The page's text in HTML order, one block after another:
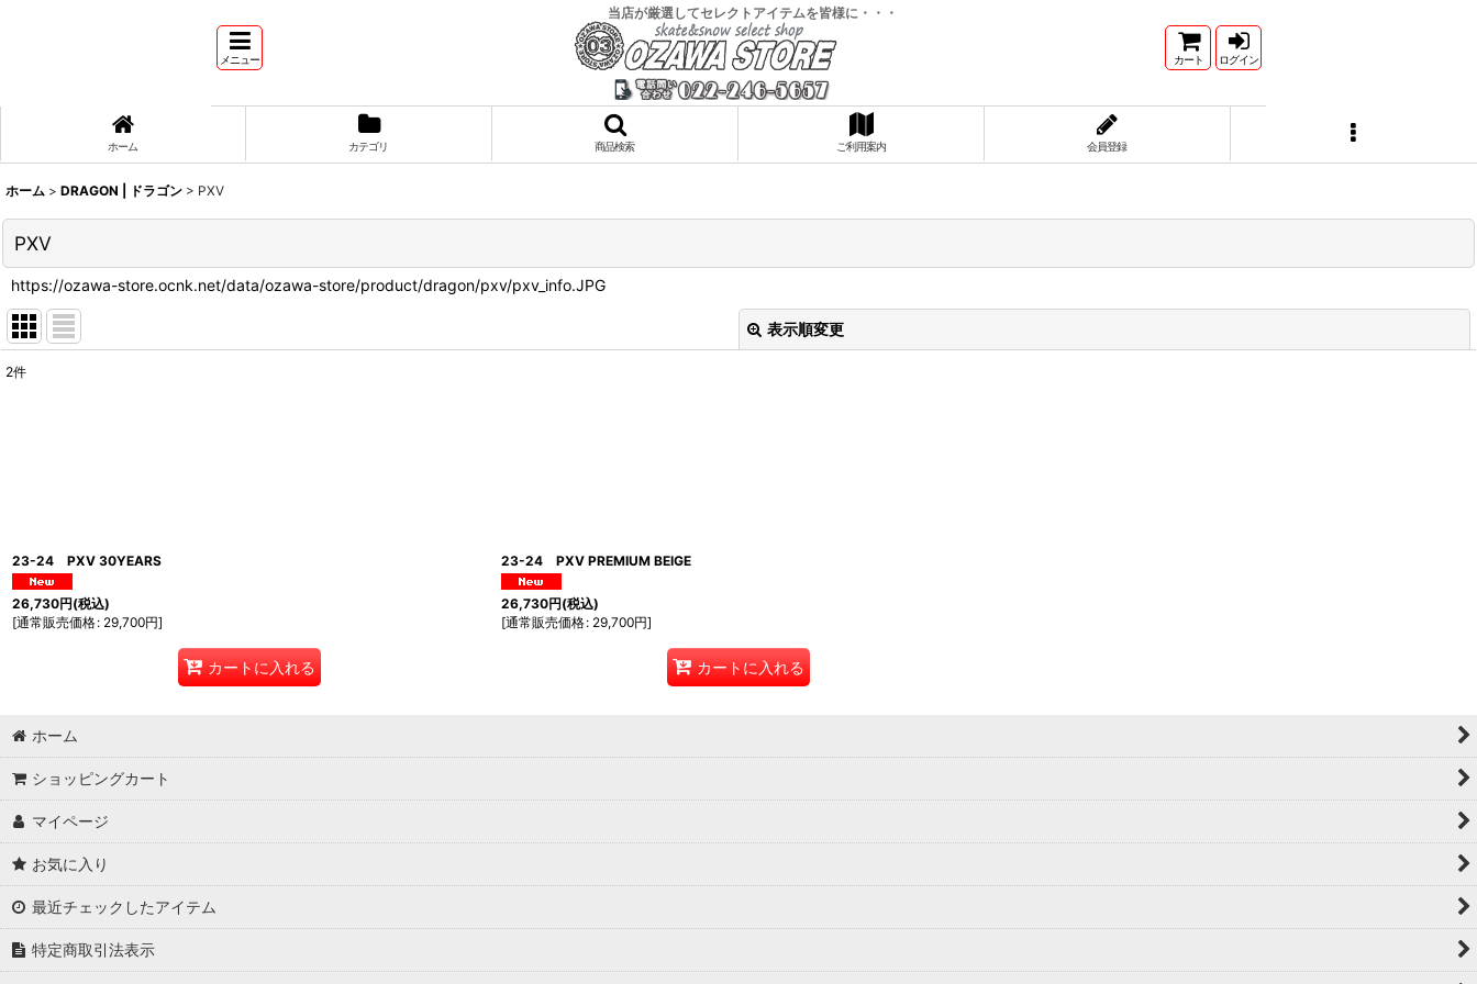
当店が厳選してセレクトアイテムを皆様に・・・
メニュー カート ログイン
ホーム カテゴリ 商品検索 ご利用案内 会員登録
ホーム > DRAGON | ドラゴン > PXV
PXV
https://ozawa-store.ocnk.net/data/ozawa-store/product/dragon/pxv/pxv_info.JPG
表示順変更
2件
23-24 PXV 30YEARS
26,730円(税込)
[通常販売価格: 29,700円]
カートに入れる
23-24 PXV PREMIUM BEIGE
26,730円(税込)
[通常販売価格: 29,700円]
カートに入れる
ホーム
ショッピングカート
マイページ
お気に入り
最近チェックしたアイテム
特定商取引法表示